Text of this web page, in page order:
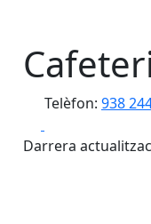
Telèfon: 938
Darrera